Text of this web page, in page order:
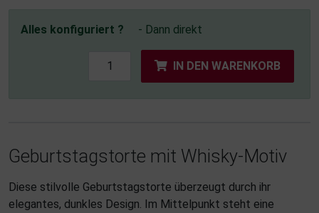
Alles konfiguriert ? - Dann direkt
IN DEN WARENKORB
Geburtstagstorte mit Whisky-Motiv
Diese stilvolle Geburtstagstorte überzeugt durch ihr
elegantes, dunkles Design. Im Mittelpunkt steht eine